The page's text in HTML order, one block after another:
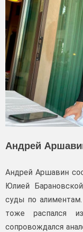
Андрей
Андрей Аршавин
Юлией
суды по
тоже распался
сопровождался